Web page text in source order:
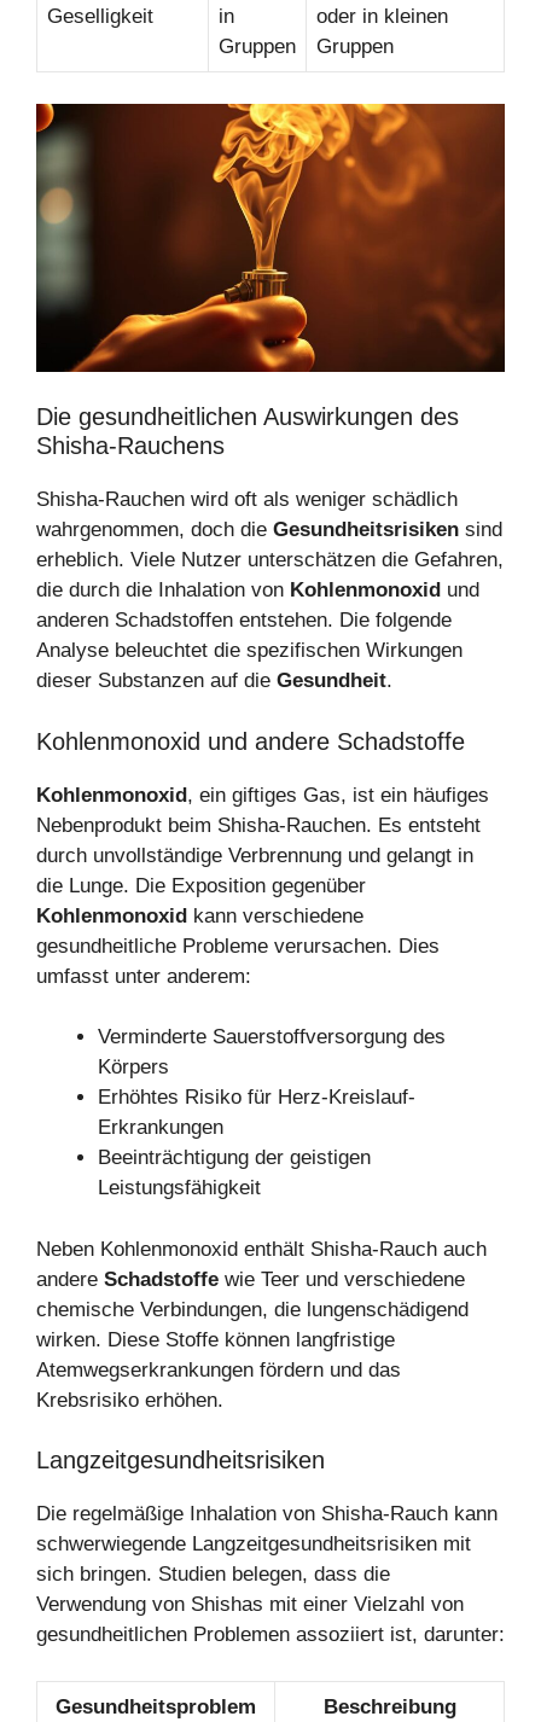
Geselligkeit
in
Gruppen
oder in kleinen
Gruppen
Die gesundheitlichen Auswirkungen des
Shisha-Rauchens
Shisha-Rauchen wird oft als weniger schädlich
wahrgenommen, doch die Gesundheitsrisiken sind
erheblich. Viele Nutzer unterschätzen die Gefahren,
die durch die Inhalation von Kohlenmonoxid und
anderen Schadstoffen entstehen. Die folgende
Analyse beleuchtet die spezifischen Wirkungen
dieser Substanzen auf die Gesundheit.
Kohlenmonoxid und andere Schadstoffe
Kohlenmonoxid, ein giftiges Gas, ist ein häufiges
Nebenprodukt beim Shisha-Rauchen. Es entsteht
durch unvollständige Verbrennung und gelangt in
die Lunge. Die Exposition gegenüber
Kohlenmonoxid kann verschiedene
gesundheitliche Probleme verursachen. Dies
umfasst unter anderem:
Verminderte Sauerstoffversorgung des
Körpers
Erhöhtes Risiko für Herz-Kreislauf-
Erkrankungen
Beeinträchtigung der geistigen
Leistungsfähigkeit
Neben Kohlenmonoxid enthält Shisha-Rauch auch
andere Schadstoffe wie Teer und verschiedene
chemische Verbindungen, die lungenschädigend
wirken. Diese Stoffe können langfristige
Atemwegserkrankungen fördern und das
Krebsrisiko erhöhen.
Langzeitgesundheitsrisiken
Die regelmäßige Inhalation von Shisha-Rauch kann
schwerwiegende Langzeitgesundheitsrisiken mit
sich bringen. Studien belegen, dass die
Verwendung von Shishas mit einer Vielzahl von
gesundheitlichen Problemen assoziiert ist, darunter:
Gesundheitsproblem Beschreibung